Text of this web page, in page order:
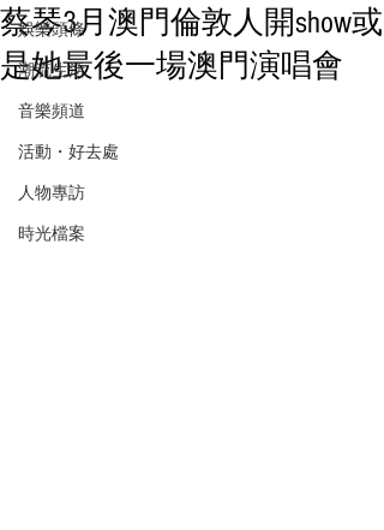
娛樂頭條
潮流生活
音樂頻道
活動・好去處
人物專訪
時光檔案
蔡琴3月澳門倫敦人開show或
是她最後一場澳門演唱會